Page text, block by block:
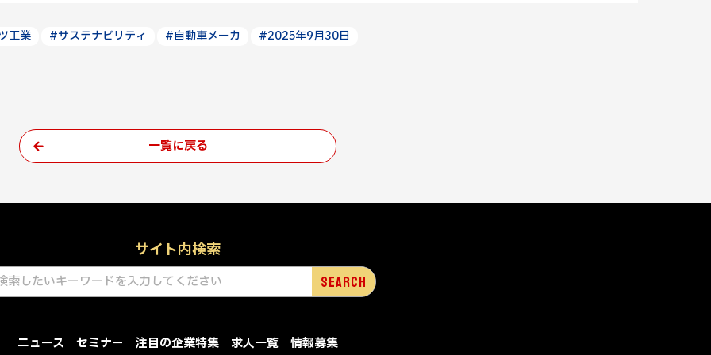
工業 #サステナビリティ #自動車メーカ #2025年9月30日
一覧に戻る
サイト内検索
ニュース セミナー 注目の企業特集 求人一覧 情報募集